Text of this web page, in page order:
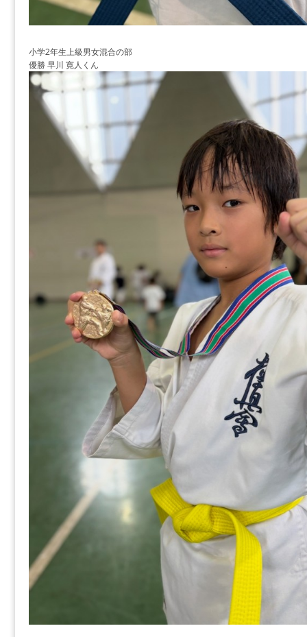
小学2年生上級男女混合の部
優勝 早川 寛人くん